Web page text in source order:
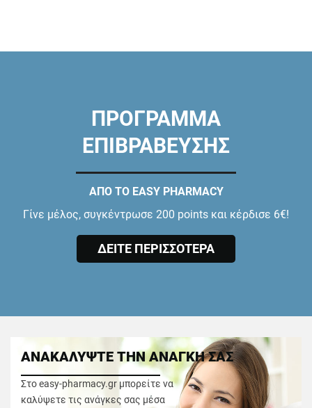
ΠΡΟΓΡΑΜΜΑ
ΕΠΙΒΡΑΒΕΥΣΗΣ
ΑΠΟ ΤΟ EASY PHARMACY
Γίνε μέλος, συγκέντρωσε 200 points και κέρδισε 6€!
ΔΕΙΤΕ ΠΕΡΙΣΣΟΤΕΡΑ
ΑΝΑΚΑΛΥΨΤΕ ΤΗΝ ΑΝΑΓΚΗ ΣΑΣ
Στο easy-pharmacy.gr μπορείτε να
καλύψετε τις ανάγκες σας μέσα